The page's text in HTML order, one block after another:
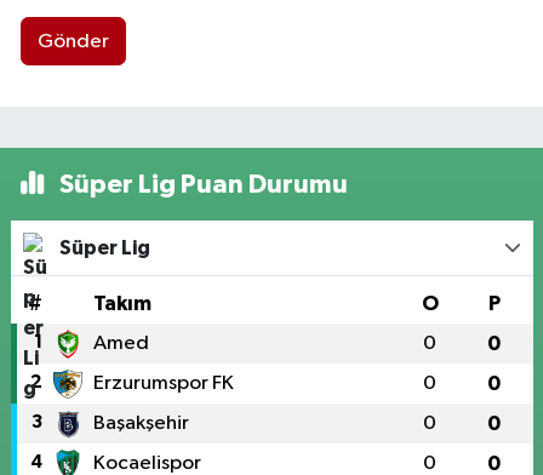
Gönder
Süper Lig Puan Durumu
Süper Lig
# Takım O P
1 Amed 0 0
2 Erzurumspor FK 0 0
3 Başakşehir 0 0
4 Kocaelispor 0 0